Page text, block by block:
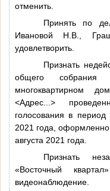
отменить.
Принять по
Ивановой Н.В.,
удовлетворить.
Признать
общего собрания
многоквартирном
<Адрес...>
голосования в
2021 года,
августа 2021 года.
Признать
«Восточный
видеонаблюдение.